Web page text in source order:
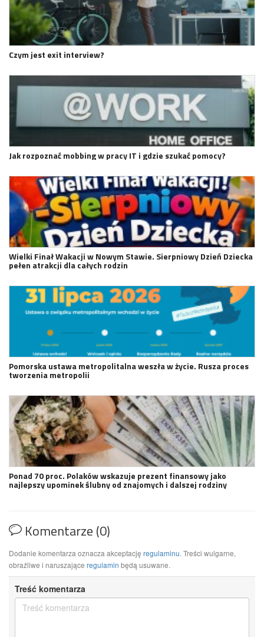
Czym jest exit interview?
Jak rozpoznać mobbing w pracy IT i gdzie szukać pomocy?
Wielki Finał Wakacji w Nowym Stawie. Sierpniowy Dzień Dziecka
pełen atrakcji dla całych rodzin
Pomorska ustawa metropolitalna weszła w życie. Rusza proces
tworzenia metropolii
Ponad 70 proc. Polaków wskazuje prezent finansowy jako
najlepszy upominek ślubny od znajomych i dalszej rodziny
Komentarze (0)
Dodanie komentarza oznacza akceptację regulaminu. Treści wulgarne,
obraźliwe i naruszające regulamin będą usuwane.
Treść komentarza